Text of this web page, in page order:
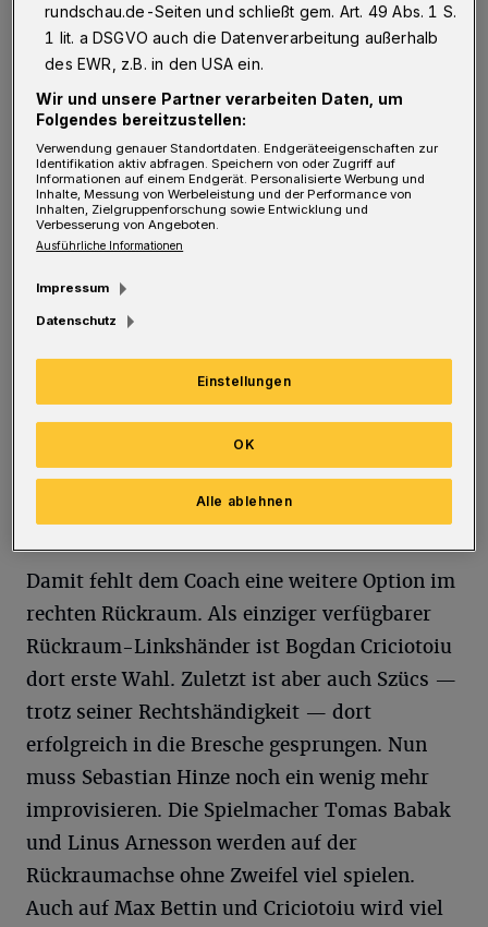
D aniel Fontaine fällt mit einem
Adduktorenteilabriss bis Ende des
Jahres aus, Maciej Majdzinski mit
Kreuzbandriss die gesamte Saison. Immerhin
könnten Fabian Gutbrod
(Adduktorenverletzung) und Kristian Nippes
(Meniskuseinriss) bald schon wieder
zurückkehren — nicht jedoch in Berlin. "Das
kommt leider zu früh. Und ein Risiko wollen
wir natürlich nicht eingehen", sagt Trainer
Sebastian Hinze. Abwehr-Ass Szücs hat sich
im Spiel gegen Göppingen eine
Innenbandverletzung im Knie zugezogen. "Es
ist keine schwerwiegende Verletzung", weiß
ausfallen."
Damit fehlt dem Coach eine weitere Option im
rechten Rückraum. Als einziger verfügbarer
Rückraum-Linkshänder ist Bogdan Criciotoiu
dort erste Wahl. Zuletzt ist aber auch Szücs —
trotz seiner Rechtshändigkeit — dort
erfolgreich in die Bresche gesprungen. Nun
muss Sebastian Hinze noch ein wenig mehr
improvisieren. Die Spielmacher Tomas Babak
und Linus Arnesson werden auf der
Rückraumachse ohne Zweifel viel spielen.
Auch auf Max Bettin und Criciotoiu wird viel
rundschau.de-Seiten und schließt gem. Art. 49 Abs. 1 S.
1 lit. a DSGVO auch die Datenverarbeitung außerhalb
des EWR, z.B. in den USA ein.
Wir und unsere Partner verarbeiten Daten, um
Folgendes bereitzustellen:
Verwendung genauer Standortdaten. Endgeräteeigenschaften zur
Identifikation aktiv abfragen. Speichern von oder Zugriff auf
Informationen auf einem Endgerät. Personalisierte Werbung und
Inhalte, Messung von Werbeleistung und der Performance von
Inhalten, Zielgruppenforschung sowie Entwicklung und
Verbesserung von Angeboten.
Ausführliche Informationen
Impressum
Datenschutz
Einstellungen
Alle ablehnen
OK